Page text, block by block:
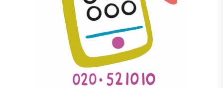
Insamling för Betty